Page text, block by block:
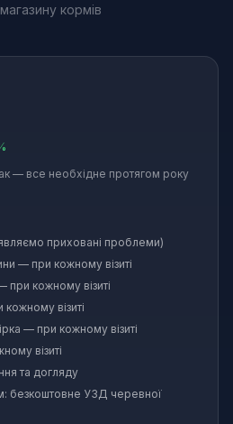
кормів
— все необхідне протягом року
приховані проблеми)
— при кожному візиті
при кожному візиті
кожному візиті
— при кожному візиті
візиті
та догляду
безкоштовне УЗД черевної